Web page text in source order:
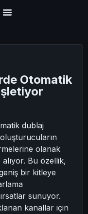
Otomatik
dublaj
olanak
Bu özellik,
bir kitleye
sunuyor.
kanallar için